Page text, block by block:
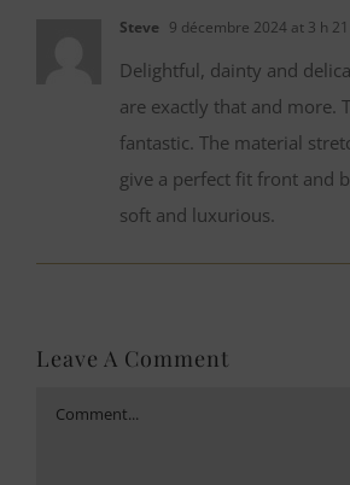
Steve 9 décembre 2024 at 3 h
Delightful, dainty and
are exactly that and more.
fantastic. The material
give a perfect fit front and
soft and luxurious.
Leave A Comment
Comment